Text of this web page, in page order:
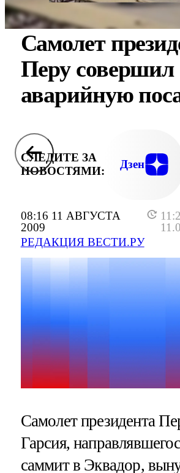
08:16 11 АВГУСТА
2009
РЕДАКЦИЯ ВЕСТИ.РУ
Самолет
Перу совершил
аварийную
СЛЕДИТЕ ЗА
НОВОСТЯМИ:
Дзен
Самолет президента
Гарсия,
саммит в Эквадор,